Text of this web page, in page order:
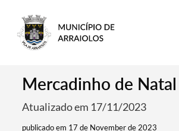
Mercadinho de
Atualizado em 17/11/2023
publicado em 17 de November de 2023